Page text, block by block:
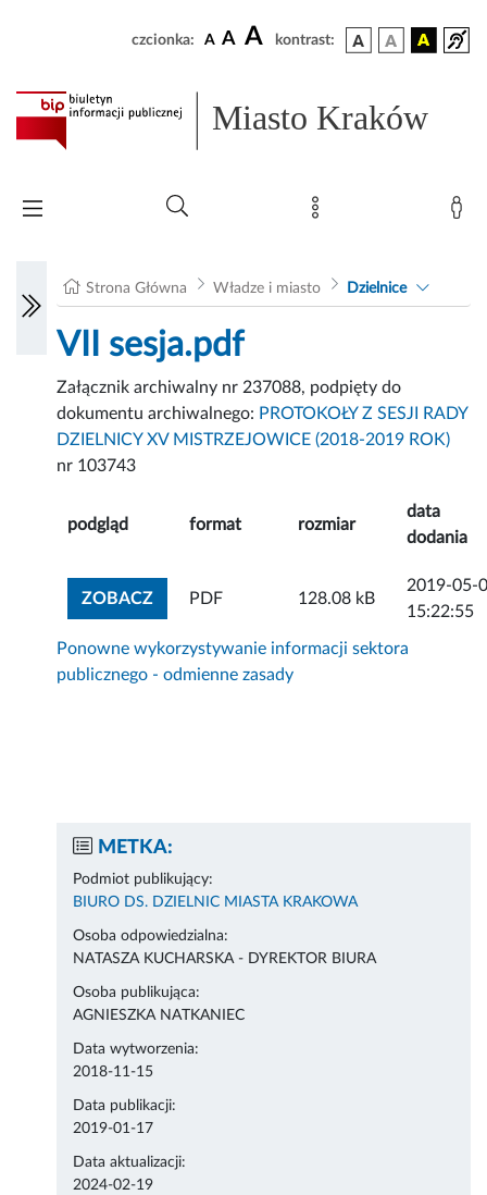
czcionka: A A A kontrast:
Miasto Kraków
Strona Główna Władze i miasto Dzielnice
VII sesja.pdf
Załącznik archiwalny nr 237088, podpięty do
dokumentu archiwalnego: PROTOKOŁY Z SESJI RADY
DZIELNICY XV MISTRZEJOWICE (2018-2019 ROK)
nr 103743
podgląd format rozmiar
data
dodania
ZOBACZZOBACZ ZAŁĄCZNIK
PDF 128.08 kB
2019-05-
15:22:55
Ponowne wykorzystywanie informacji sektora
publicznego - odmienne zasady
METKA:
Podmiot publikujący:
BIURO DS. DZIELNIC MIASTA KRAKOWA
Osoba odpowiedzialna:
NATASZA KUCHARSKA - DYREKTOR BIURA
Osoba publikująca:
AGNIESZKA NATKANIEC
Data wytworzenia:
2018-11-15
Data publikacji:
2019-01-17
Data aktualizacji:
2024-02-19